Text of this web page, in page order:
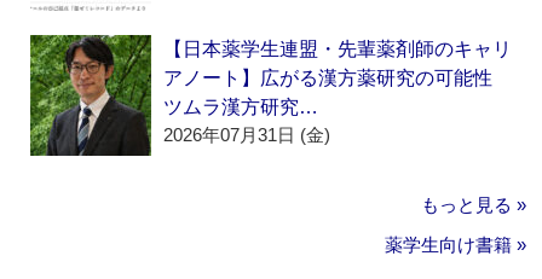
【日本薬学生連盟・先輩薬剤師のキャリ
アノート】広がる漢方薬研究の可能性
ツムラ漢方研究…
2026年07月31日 (金)
もっと見る »
薬学生向け書籍 »